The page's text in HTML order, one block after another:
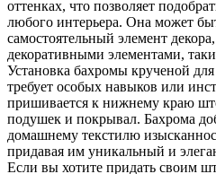
оттенках, что позволяет
любого интерьера. Она может
самостоятельный элемент
декоративными элементами,
Установка бахромы крученой
требует особых навыков или
пришивается к нижнему краю
подушек и покрывал. Бахрома
домашнему текстилю
придавая им уникальный и
Если вы хотите придать своим